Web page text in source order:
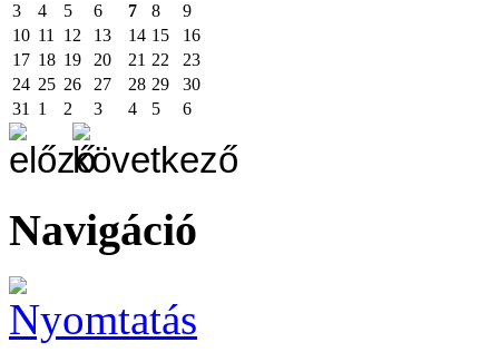
3
4 5 6 7 8
9
10 11 12 13 14 15
16
17 18 19 20 21 22
23
24 25 26 27 28 29
30
31
1 2 3 4 5 6
Navigáció